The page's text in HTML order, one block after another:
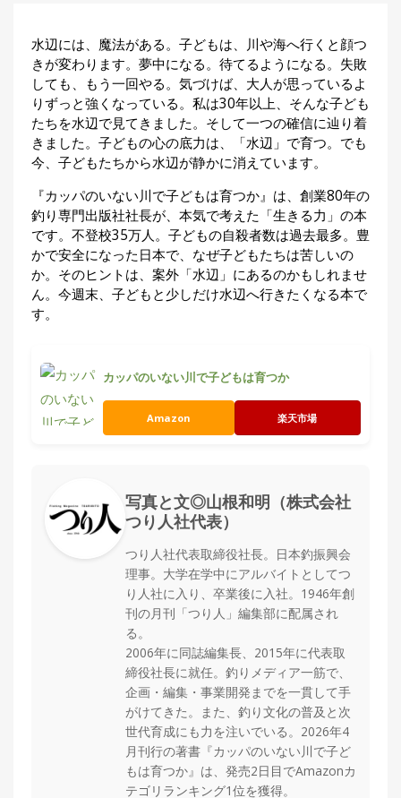
水辺には、魔法がある。子どもは、川や海へ行くと顔つ
きが変わります。夢中になる。待てるようになる。失敗
しても、もう一回やる。気づけば、大人が思っているよ
りずっと強くなっている。私は30年以上、そんな子ども
たちを水辺で見てきました。そして一つの確信に辿り着
きました。子どもの心の底力は、「水辺」で育つ。でも
今、子どもたちから水辺が静かに消えています。
『カッパのいない川で子どもは育つか』は、創業80年の
釣り専門出版社社長が、本気で考えた「生きる力」の本
です。不登校35万人。子どもの自殺者数は過去最多。豊
かで安全になった日本で、なぜ子どもたちは苦しいの
か。そのヒントは、案外「水辺」にあるのかもしれませ
ん。今週末、子どもと少しだけ水辺へ行きたくなる本で
す。
カッパのいない川で子どもは育つか
Amazon 楽天市場
写真と文◎山根和明（株式会社
つり人社代表）
つり人社代表取締役社長。日本釣振興会
理事。大学在学中にアルバイトとしてつ
り人社に入り、卒業後に入社。1946年創
刊の月刊「つり人」編集部に配属され
る。
2006年に同誌編集長、2015年に代表取
締役社長に就任。釣りメディア一筋で、
企画・編集・事業開発までを一貫して手
がけてきた。また、釣り文化の普及と次
世代育成にも力を注いでいる。2026年4
月刊行の著書『カッパのいない川で子ど
もは育つか』は、発売2日目でAmazonカ
テゴリランキング1位を獲得。
的
か
ら
探
す
›
全
国
お
す
す
め
釣
り
場
›
部
す
す ›
（北